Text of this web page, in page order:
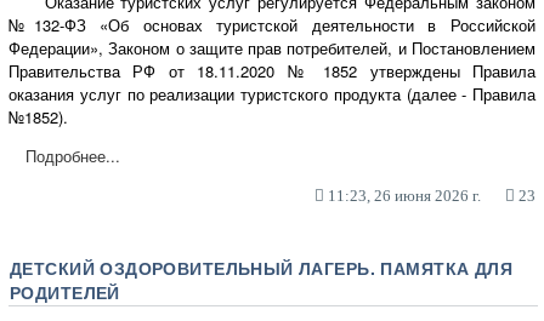
№132-ФЗ «Об основах туристской деятельности в Российской
Федерации», Законом о защите прав потребителей, и Постановлением
Правительства РФ от 18.11.2020 № 1852 утверждены Правила
оказания услуг по реализации туристского продукта (далее - Правила
№1852).
Подробнее...
11:23, 26 июня 2026 г. 23
ДЕТСКИЙ ОЗДОРОВИТЕЛЬНЫЙ ЛАГЕРЬ. ПАМЯТКА ДЛЯ
РОДИТЕЛЕЙ